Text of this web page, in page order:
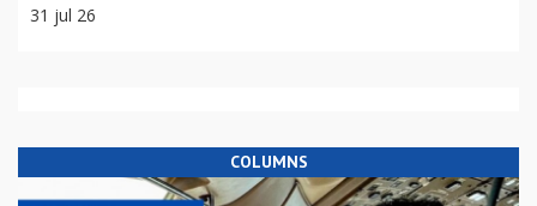
31 jul 26
COLUMNS